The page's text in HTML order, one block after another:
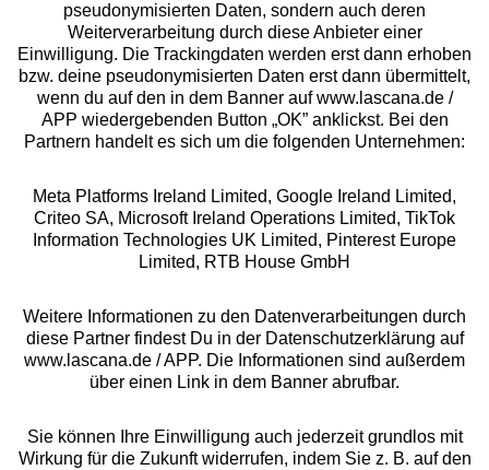
Über uns
Rechtliches
Alle Preise inkl. MwSt., zzgl.
Versandkosten
** Bonität vorausgesetzt, berechtigt zur Bonitätsprüfung
pseudonymisierten Daten, sondern auch deren
Weiterverarbeitung durch diese Anbieter einer
Einwilligung. Die Trackingdaten werden erst dann erhoben
bzw. deine pseudonymisierten Daten erst dann übermittelt,
wenn du auf den in dem Banner auf www.lascana.de /
APP wiedergebenden Button „OK” anklickst. Bei den
Partnern handelt es sich um die folgenden Unternehmen:
Meta Platforms Ireland Limited, Google Ireland Limited,
Criteo SA, Microsoft Ireland Operations Limited, TikTok
Information Technologies UK Limited, Pinterest Europe
Limited, RTB House GmbH
Weitere Informationen zu den Datenverarbeitungen durch
diese Partner findest Du in der Datenschutzerklärung auf
www.lascana.de / APP. Die Informationen sind außerdem
über einen Link in dem Banner abrufbar.
Sie können Ihre Einwilligung auch jederzeit grundlos mit
Wirkung für die Zukunft widerrufen, indem Sie z. B. auf den